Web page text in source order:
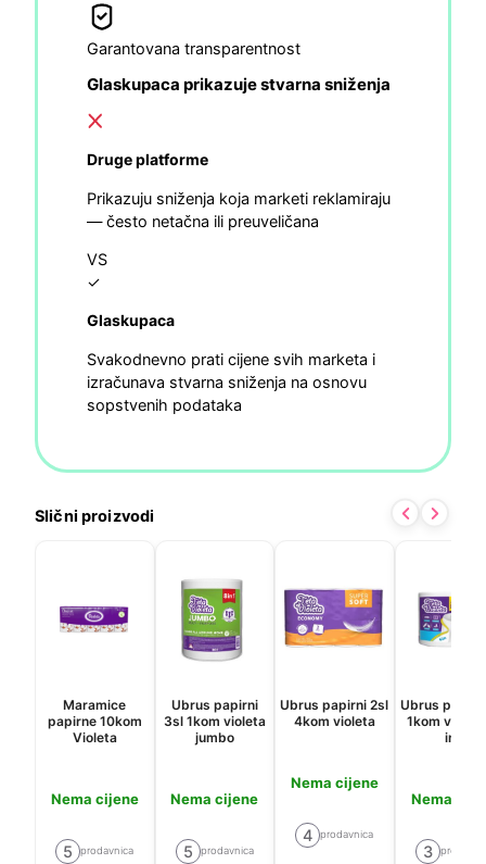
Garantovana transparentnost
Glaskupaca prikazuje stvarna sniženja
Druge platforme
Prikazuju sniženja koja marketi reklamiraju
— često netačna ili preuveličana
VS
✓
Glaskupaca
Svakodnevno prati cijene svih marketa i
izračunava stvarna sniženja na osnovu
sopstvenih podataka
Slični proizvodi
Maramice
papirne 10kom
Violeta
Nema cijene
5 prodavnica
Ubrus papirni
3sl 1kom violeta
jumbo
Nema cijene
5 prodavnica
Ubrus papirni 2sl
4kom violeta
Nema cijene
4 prodavnica
Ubrus
1kom
in 1
Nema
3